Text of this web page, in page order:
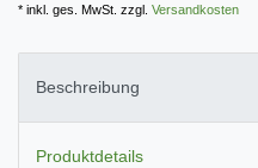
* inkl. ges. MwSt. zzgl. Versandkosten
Beschreibung
Produktdetails